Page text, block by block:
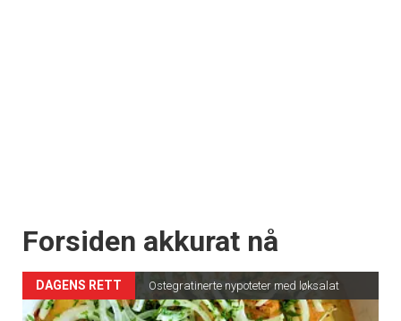
Forsiden akkurat nå
DAGENS RETT Ostegratinerte nypoteter med løksalat